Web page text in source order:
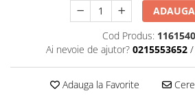
■ Filtre combustibil
■ Filtre hidraulice
■ Filtre uscator
■ Filtre aditivi
Cod Produs: 1161540
Ai nevoie de ajutor? 0215553652 /
Adauga la Favorite